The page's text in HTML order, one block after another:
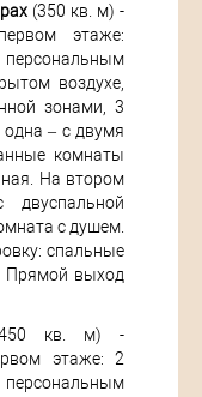
(350 кв. м) -
этаже:
воздухе,
зонами, 3
одна – с двумя
комнаты
На втором
с душем.
спальные
Прямой выход
кв. м) -
этаже: 2